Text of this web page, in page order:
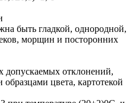
быть гладкой, однородной,
морщин и посторонних
допускаемых отклонений,
цвета, картотекой